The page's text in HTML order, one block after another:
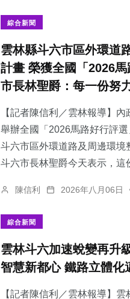
綜合新聞
雲林縣斗六市區外環道
計畫 榮獲全國「2026
市長林聖爵：每一份努
【記者陳信利／雲林報導】
舉辦全國「2026馬路好行評
斗六市區外環道路及周邊環境
斗六市長林聖爵今天表示，這
陳信利 2026年八月06日
綜合新聞
雲林斗六加速蛻變再升
智慧新都心 鐵路立體化
【記者陳信利／雲林報導】